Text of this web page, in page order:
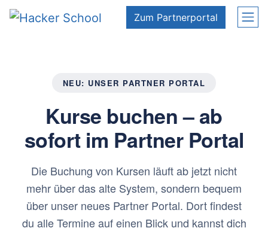
Zum Inhalt springen
Zum Partnerportal
NEU: UNSER PARTNER PORTAL
Kurse buchen – ab
sofort im Partner Portal
Die Buchung von Kursen läuft ab jetzt nicht
mehr über das alte System, sondern bequem
über unser neues Partner Portal. Dort findest
du alle Termine auf einen Blick und kannst dich